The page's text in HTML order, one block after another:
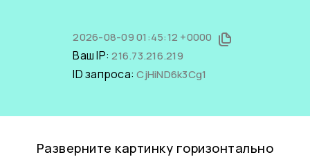
2026-08-09 01:45:12 +0000
Ваш IP:216.73.216.219
ID запроса:CjHiND6k3Cg1
Разверните картинку горизонтально